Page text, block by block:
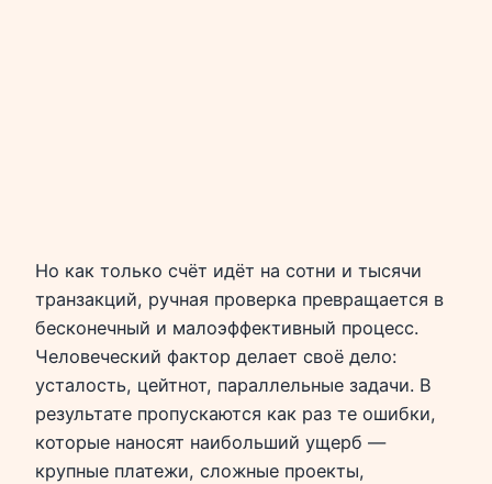
Но как только счёт идёт на сотни и тысячи
транзакций, ручная проверка превращается в
бесконечный и малоэффективный процесс.
Человеческий фактор делает своё дело:
усталость, цейтнот, параллельные задачи. В
результате пропускаются как раз те ошибки,
которые наносят наибольший ущерб —
крупные платежи, сложные проекты,